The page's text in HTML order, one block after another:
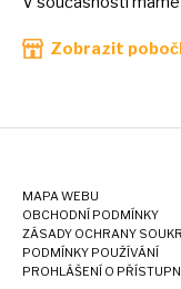
Zobrazit
MAPA WEBU
OBCHODNÍ PODMÍNKY
ZÁSADY OCHRANY
PODMÍNKY POUŽÍVÁNÍ
PROHLÁŠENÍ O